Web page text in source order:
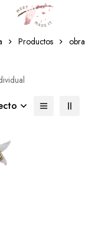
obra
Productos obra